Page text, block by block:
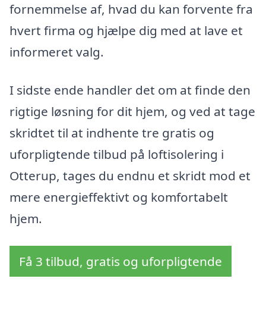
fornemmelse af, hvad du kan forvente fra
hvert firma og hjælpe dig med at lave et
informeret valg.
I sidste ende handler det om at finde den
rigtige løsning for dit hjem, og ved at tage
skridtet til at indhente tre gratis og
uforpligtende tilbud på loftisolering i
Otterup, tages du endnu et skridt mod et
mere energieffektivt og komfortabelt
hjem.
Få 3 tilbud, gratis og uforpligtende